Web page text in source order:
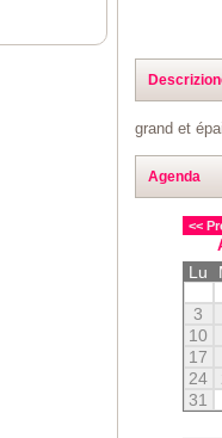
grand et
Agenda
<<
Lu
3
10
17
24
31